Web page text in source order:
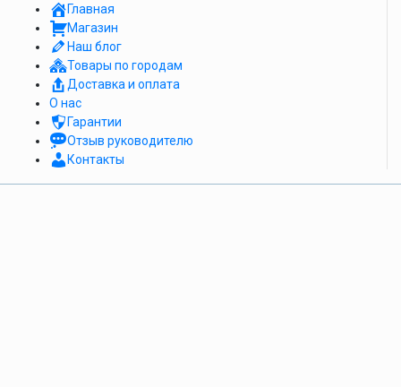
Главная
Магазин
Наш блог
Товары по городам
Доставка и оплата
О нас
Гарантии
Отзыв руководителю
Контакты